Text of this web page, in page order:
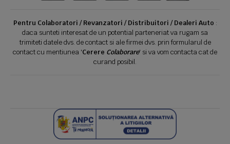
Pentru Colaboratori / Revanzatori / Distribuitori / Dealeri Auto :
daca sunteti interesat de un potential parteneriat va rugam sa
trimiteti datele dvs. de contact si ale firmei dvs. prin formularul de
contact cu mentiunea 'Cerere Colaborare' si va vom contacta cat de
curand posibil.